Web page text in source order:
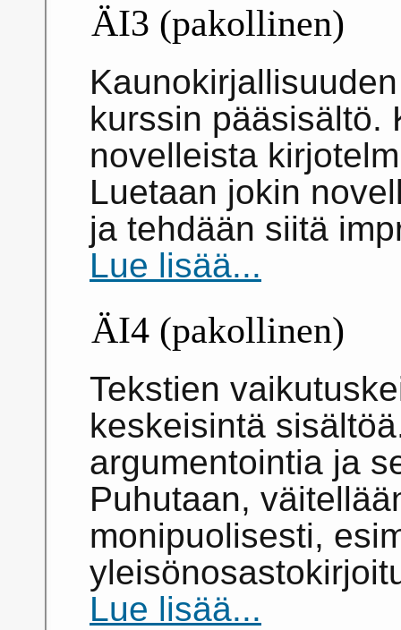
ÄI3 (pakollinen)
kurssin pääsisältö.
novelleista
Luetaan jokin
ja tehdään siitä
Lue lisää...
ÄI4 (pakollinen)
Tekstien
keskeisintä
argumentointia ja
Puhutaan,
monipuolisesti,
Lue lisää...